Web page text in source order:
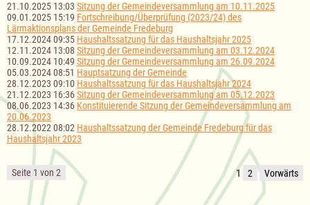
21.10.2025 13:03 Sitzung der Gemeindeversammlung am 10.11.2025
09.01.2025 15:19 Fortschreibung/Überprüfung (2023/24) des
Lärmaktionsplans der Gemeinde Fredeburg
17.12.2024 09:35 Haushaltssatzung für das Haushaltsjahr 2025
12.11.2024 13:08 Sitzung der Gemeindeversammlung am 03.12.2024
10.09.2024 10:49 Sitzung der Gemeindeversammlung am 26.09.2024
05.03.2024 08:51 Hauptsatzung der Gemeinde
28.12.2023 09:10 Haushaltssatzung für das Haushaltsjahr 2024
21.12.2023 16:36Sitzung der Gemeindeversammlung am 05.12.2023
08.06.2023 14:36 Konstituierende Sitzung der Gemeindeversammlung am
20.06.2023
28.12.2022 08:02 Haushaltssatzung der Gemeinde Fredeburg für das
Haushaltsjahr 2023
Seite 1 von 2 1 2 Vorwärts